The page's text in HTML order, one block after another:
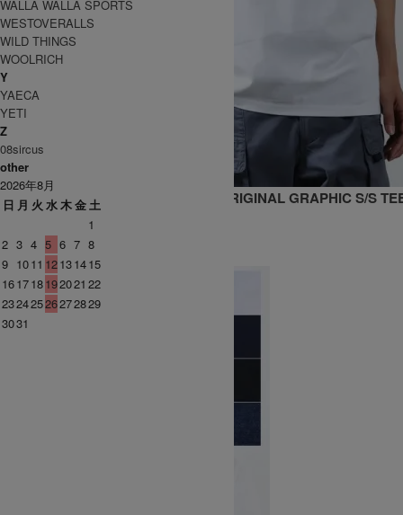
Gramicci×ALL WEATHER PROOF ORIGINAL GRAPHIC S/S
8,800円(税込) 5,280円(税込)
hatattack
ハットアタック
WALLA WALLA SPORTS
WESTOVERALLS
WILD THINGS
WOOLRICH
Y
YAECA
YETI
Z
08sircus
other
2026年8月
日 月 火 水木金土
1
2 3 4 5 6 7 8
9 1011 12131415
161718192021 22
23242526272829
3031